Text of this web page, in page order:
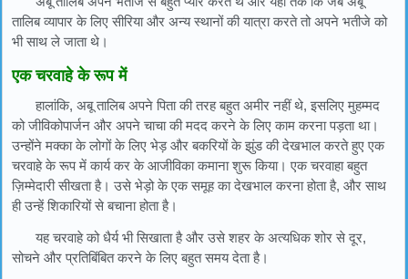
तालिब व्यापार के लिए सीरिया और अन्य स्थानों की यात्रा करते तो अपने भतीजे को
भी साथ ले जाता थे।
एक चरवाहे के रूप में
हालांकि, अबू तालिब अपने पिता की तरह बहुत अमीर नहीं थे, इसलिए मुहम्मद
को जीविकोपार्जन और अपने चाचा की मदद करने के लिए काम करना पड़ता था।
उन्होंने मक्का के लोगों के लिए भेड़ और बकरियों के झुंड की देखभाल करते हुए एक
चरवाहे के रूप में कार्य कर के आजीविका कमाना शुरू किया। एक चरवाहा बहुत
ज़िम्मेदारी सीखता है। उसे भेड़ो के एक समूह का देखभाल करना होता है, और साथ
ही उन्हें शिकारियों से बचाना होता है।
यह चरवाहे को धैर्य भी सिखाता है और उसे शहर के अत्यधिक शोर से दूर,
सोचने और प्रतिबिंबित करने के लिए बहुत समय देता है।